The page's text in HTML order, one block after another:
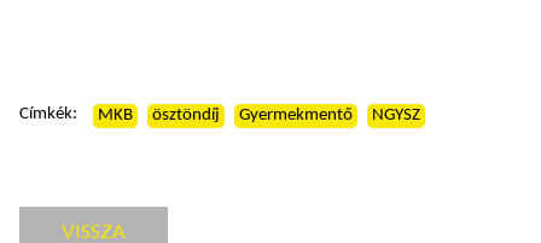
Címkék: MKB ösztöndíj Gyermekmentő NGYSZ
VISSZA